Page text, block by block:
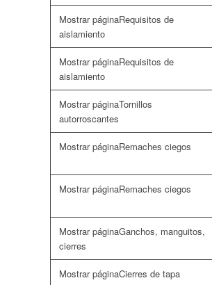
Requisitos de
aislamiento
Requisitos de
aislamiento
Tornillos
autorroscantes
Remaches ciegos
Remaches ciegos
Ganchos, manguitos,
cierres
Cierres de tapa